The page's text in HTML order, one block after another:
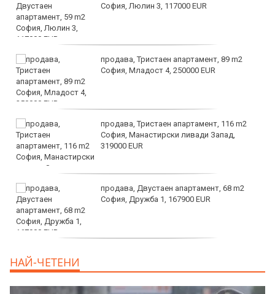
София, Люлин 3, 117000 EUR
продава, Тристаен апартамент, 89 m2
София, Младост 4, 250000 EUR
продава, Тристаен апартамент, 116 m2
София, Манастирски ливади Запад,
319000 EUR
продава, Двустаен апартамент, 68 m2
София, Дружба 1, 167900 EUR
НАЙ-ЧЕТЕНИ